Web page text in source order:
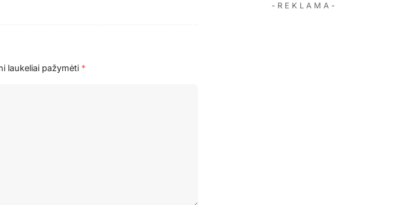
laukeliai pažymėti *
- R E K L A M A -